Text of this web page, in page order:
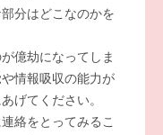
分はどこなのかを
億劫になってしま
情報吸収の能力が
げてください。
絡をとってみるこ